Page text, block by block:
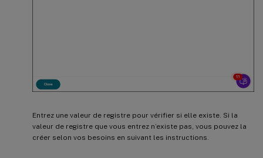
Entrez une valeur de registre pour vérifier si elle existe. Si la
valeur de registre que vous entrez n’existe pas, vous pouvez la
créer selon vos besoins en suivant les instructions.